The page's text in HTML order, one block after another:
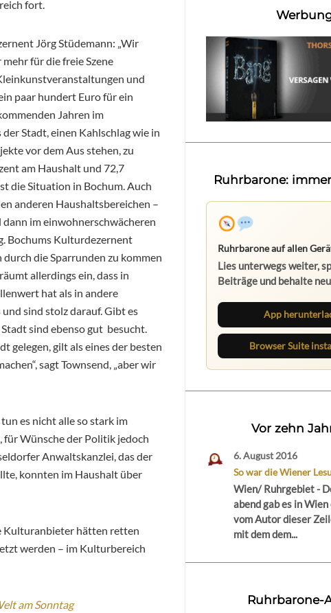
fort.
Jörg Stüdemann: „Wir
für die freie Szene
und
paar hundert Euro für ein
Jahren im
Stadt, einen Kahlschlag wie in
vor dem Aus stehen, zu
am Haushalt und 72,7
die Situation in Bochum. Auch
anderen Haushaltsbereichen –
im einwohnerschwächeren
Bochums Kulturdezernent
die Sparrunden zu kommen
allerdings ein, dass in
hat als in andere
sind stolz darauf. Gibt es
sind ebenso gut besucht.
gelegen, gilt als eines der besten
sagt Townsend, „aber wir
es nicht alle so stark im
Wünsche der Politik jedoch
Anwaltskanzlei, das der
konnten im Haushalt über
Kulturanbieter hätten retten
werden – im Kulturbereich
am Sonntag
Ruhrbarone:
Ruhrbarone auf allen
Lies unterwegs weiter,
Beiträge und behalte
App
Browser Suite
Vor zehn
6. August 2016
So war die Wiener
Wien/ Ruhrgebiet -
abend gab es in
vom Autor dieser
mit dem dem...
Ruhrbarone-